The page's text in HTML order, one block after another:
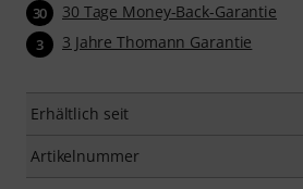
30 30 Tage Money-Back-Garantie
3 3 Jahre Thomann Garantie
Erhältlich seit
Artikelnummer